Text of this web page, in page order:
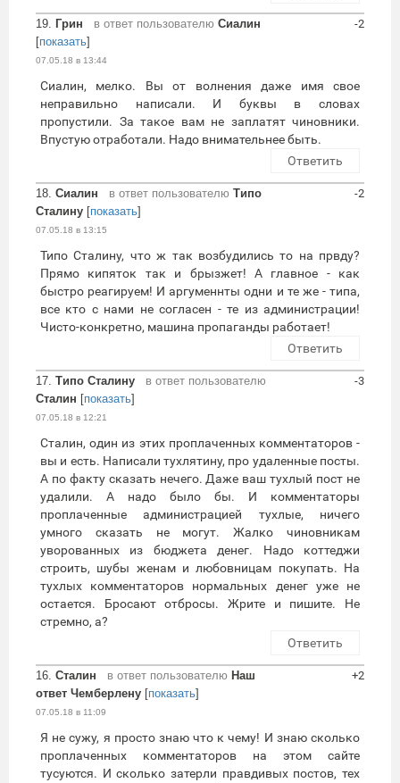
19. Грин в ответ пользователю Сиалин
[показать]
07.05.18 в 13:44
-2
Сиалин, мелко. Вы от волнения даже имя свое
неправильно написали. И буквы в словах
пропустили. За такое вам не заплатят чиновники.
Впустую отработали. Надо внимательнее быть.
Ответить
18. Сиалин в ответ пользователю Типо
Сталину [показать]
07.05.18 в 13:15
-2
Типо Сталину, что ж так возбудились то на првду?
Прямо кипяток так и брызжет! А главное - как
быстро реагируем! И аргуменнты одни и те же - типа,
все кто с нами не согласен - те из администрации!
Чисто-конкретно, машина пропаганды работает!
Ответить
17. Типо Сталину
в ответ пользователю
Сталин [показать]
07.05.18 в 12:21
-3
Сталин, один из этих проплаченных комментаторов -
вы и есть. Написали тухлятину, про удаленные посты.
А по факту сказать нечего. Даже ваш тухлый пост не
удалили. А надо было бы. И комментаторы
проплаченные администрацией тухлые, ничего
умного сказать не могут. Жалко чиновникам
уворованных из бюджета денег. Надо коттеджи
строить, шубы женам и любовницам покупать. На
тухлых комментаторов нормальных денег уже не
остается. Бросают отбросы. Жрите и пишите. Не
стремно, а?
Ответить
16. Сталин в ответ пользователю Наш
ответ Чемберлену [показать]
07.05.18 в 11:09
+2
Я не сужу, я просто знаю что к чему! И знаю сколько
проплаченных комментаторов на этом сайте
тусуются. И сколько затерли правдивых постов, тех